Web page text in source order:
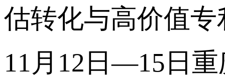
估转化与高价值
11月12日—15日